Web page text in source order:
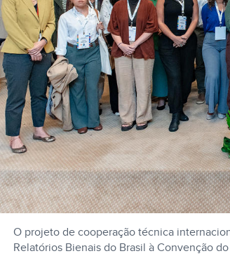
O projeto de cooperação técnica
Relatórios Bienais do Brasil à Convenção